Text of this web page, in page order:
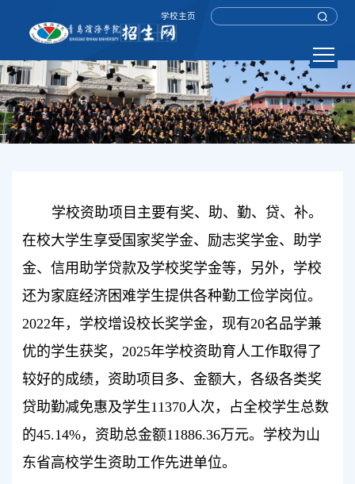
学校主页
学校资助项目主要有奖、助、勤、贷、补。
在校大学生享受国家奖学金、励志奖学金、助学
金、信用助学贷款及学校奖学金等，另外，学校
还为家庭经济困难学生提供各种勤工俭学岗位。
2022年，学校增设校长奖学金，现有20名品学兼
优的学生获奖，2025年学校资助育人工作取得了
较好的成绩，资助项目多、金额大，各级各类奖
贷助勤减免惠及学生11370人次，占全校学生总数
的45.14%，资助总金额11886.36万元。 学校为山
东省高校学生资助工作先进单位。